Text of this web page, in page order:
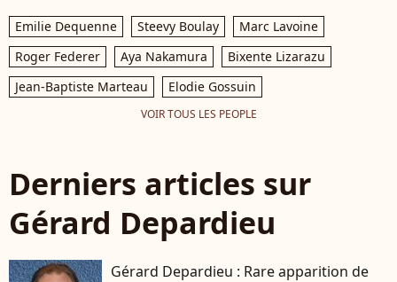
Emilie Dequenne Steevy Boulay
Marc Lavoine
Roger Federer
Aya Nakamura
Bixente Lizarazu
Jean-Baptiste Marteau
Elodie Gossuin
VOIR TOUS LES PEOPLE
Derniers articles sur
Gérard Depardieu
Gérard Depardieu : Rare apparition de